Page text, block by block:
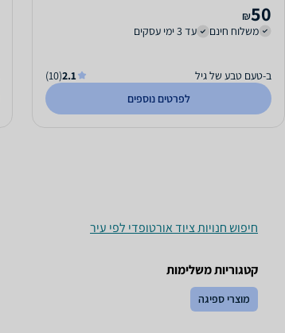
50
₪
משלוח חינם
עד 3 ימי עסקים
ב-טעם טבע של גיל 2.1
(10)
לפרטים נוספים
חיפוש חנויות ציוד אורטופדי לפי עיר
קטגוריות משלימות
מוצרי ספיגה